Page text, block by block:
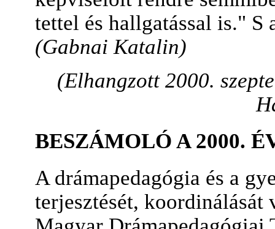
tettel és hallgatással is."
(Gabnai Katalin)
(Elhangzott 2000.
BESZÁMOLÓ A 2000.
A drámapedagógia és a
terjesztését, koordinálását